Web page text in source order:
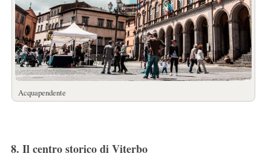
Acquapendente
8. Il centro storico di Viterbo